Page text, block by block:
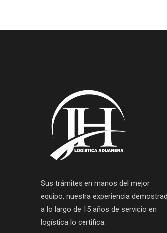
Sus trámites en manos del mejor
equipo, nuestra experiencia
a lo largo de 15 años de servicio en
logística lo certifica.